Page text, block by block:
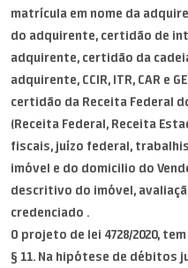
matrícula em nome da
do adquirente, certidão de
adquirente, certidão da
adquirente, CCIR, ITR, CAR e
certidão da Receita Federal
(Receita Federal, Receita
fiscais, juízo federal,
imóvel e do domicilio do
descritivo do imóvel,
credenciado .
O projeto de lei 4728/2020,
§ 11. Na hipótese de débitos